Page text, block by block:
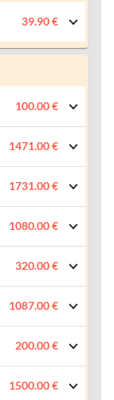
39.90 €
100.00 €
1471.00 €
1731.00 €
1080.00 €
320.00 €
1087.00 €
200.00 €
1500.00 €